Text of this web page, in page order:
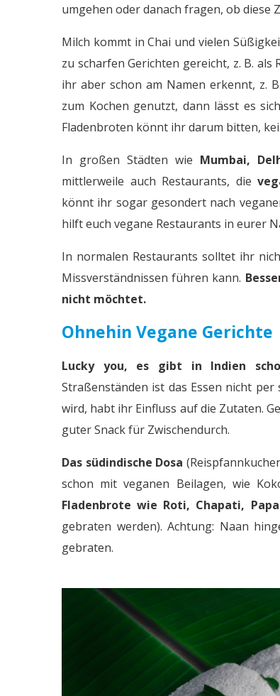
umgehen oder danach fragen, ob diese
Milch kommt in Chai und vielen
zu scharfen Gerichten gereicht, z. B.
ihr aber schon am Namen erkennt, z.
zum Kochen genutzt, dann lässt es
Fladenbroten könnt ihr darum bitten,
In großen Städten wie Mumbai,
mittlerweile auch Restaurants, die
könnt ihr sogar gesondert nach
hilft euch vegane Restaurants in eurer
In normalen Restaurants solltet ihr
Missverständnissen führen kann.
nicht möchtet.
Ohnehin Vegane Gerichte
Lucky you, es gibt in Indien
Straßenständen ist das Essen nicht
wird, habt ihr Einfluss auf die Zutaten.
guter Snack für Zwischendurch.
Das südindische Dosa
schon mit veganen Beilagen, wie
Fladenbrote wie Roti, Chapati,
gebraten werden). Achtung: Naan
gebraten.